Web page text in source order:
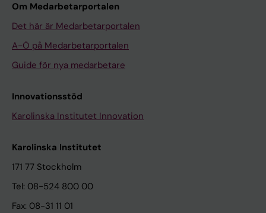
Om Medarbetarportalen
Det här är Medarbetarportalen
A-Ö på Medarbetarportalen
Guide för nya medarbetare
Innovationsstöd
Karolinska Institutet Innovation
Karolinska Institutet
171 77 Stockholm
Tel: 08-524 800 00
Fax: 08-31 11 01